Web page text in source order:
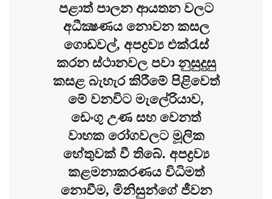
පළාත් පාලන ආයතන වලට
අධීක්‍ෂණය නොවන කසල
ගොඩවල්, අපද්‍රව්‍ය එක්රැස්
කරන ස්ථානවල පවා නුසුදුසු
කසළ බැහැර කිරීමේ පිළිවෙත්
මේ වනවිට මැලේරියාව,
ඩෙංගු උණ සහ වෙනත්
වාහක රෝගවලට මූලික
හේතුවක් වී තිබේ. අපද්‍රව්‍ය
කළමනාකරණය විධිමත්
නොවීම, මිනිසුන්ගේ ජීවන